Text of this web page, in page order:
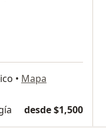
• Mapa
desde $1,500